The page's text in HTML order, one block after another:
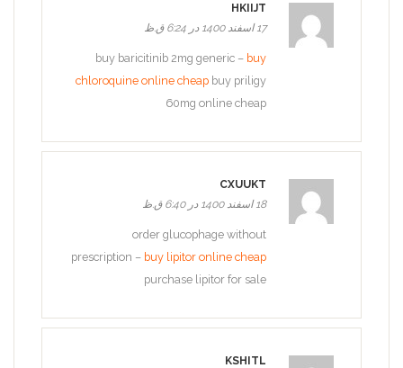
HKIIJT
17 اسفند 1400 در 6:24 ق.ظ
buy baricitinib 2mg generic – buy
chloroquine online cheap buy priligy
60mg online cheap
CXUUKT
18 اسفند 1400 در 6:40 ق.ظ
order glucophage without
prescription – buy lipitor online cheap
purchase lipitor for sale
KSHITL